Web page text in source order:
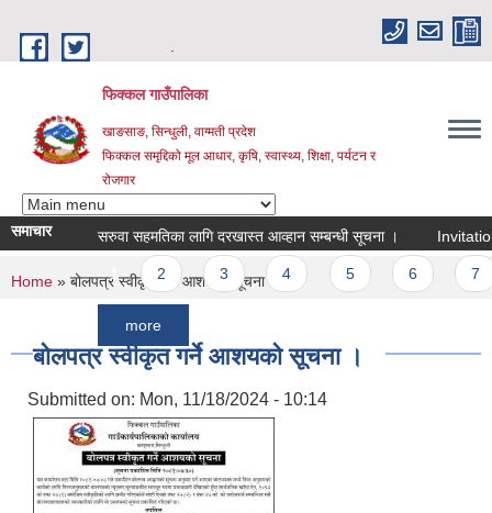
फिक्कल गाउँपालिका
खाङसाङ, सिन्धुली, वाग्मती प्रदेश
फिक्कल समृद्दिको मूल आधार, कृषि, स्वास्थ्य, शिक्षा, पर्यटन र
रोजगार
समाचार सरुवा सहमतिका लागि दरखास्त आव्हान सम्बन्धी सूचना । Invitation For
Pages
1 2 3 4
You are here
Home » बोलपत्र स्वीकृत गर्ने आशयको सूचना ।
बोलपत्र स्वीकृत गर्ने आशयको सूचना ।
Submitted on: Mon, 11/18/2024 - 10:14